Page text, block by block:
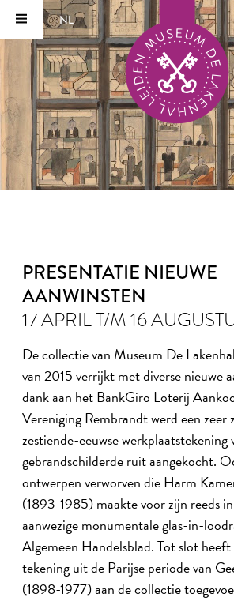
NL
PRESENTATIE NIEUWE
AANWINSTEN
17 APRIL T/M 16
De collectie van Museum De
van 2015 verrijkt met diverse nieuwe
dank aan het BankGiro Loterij
Vereniging Rembrandt werd een zeer
zestiende-eeuwse werkplaatstekening
gebrandschilderde ruit aangekocht.
ontwerpen verworven die Harm
(1893-1985) maakte voor zijn reeds
aanwezige monumentale glas-in-
Algemeen Handelsblad. Tot slot
tekening uit de Parijse periode van
(1898-1977) aan de collectie